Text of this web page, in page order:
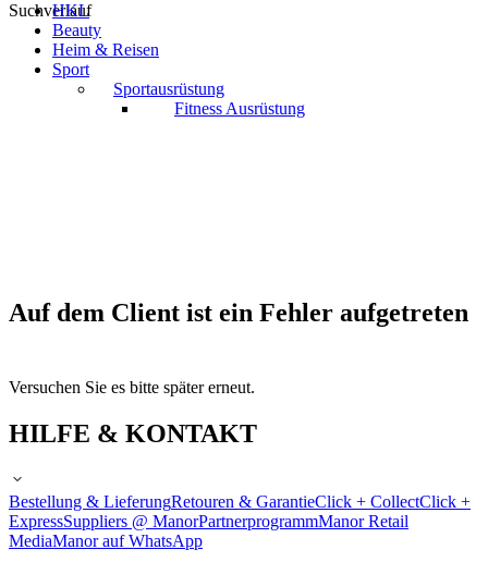
Suchverlauf
HKL
Beauty
Heim & Reisen
Sport
Sportausrüstung
Fitness Ausrüstung
Auf dem Client ist ein Fehler aufgetreten
Versuchen Sie es bitte später erneut.
HILFE & KONTAKT
Bestellung & LieferungRetouren & GarantieClick + CollectClick +
ExpressSuppliers @ ManorPartnerprogrammManor Retail
MediaManor auf WhatsApp